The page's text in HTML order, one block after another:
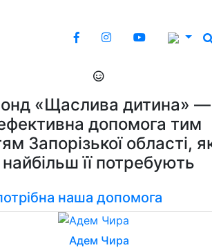
«Щаслива дитина» —
допомога тим
Запорізької області,
найбільш її потребують
наша допомога
Адем Чира